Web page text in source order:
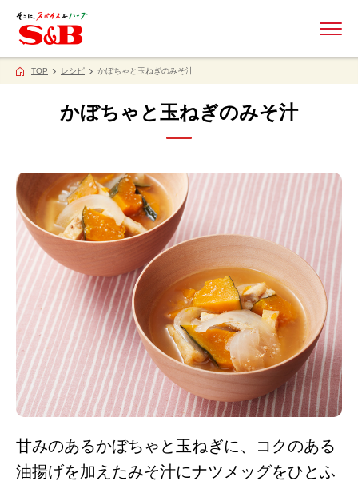
TOP レシピ かぼちゃと玉ねぎのみそ汁
かぼちゃと玉ねぎのみそ汁
甘みのあるかぼちゃと玉ねぎに、コクのある
油揚げを加えたみそ汁にナツメッグをひとふ